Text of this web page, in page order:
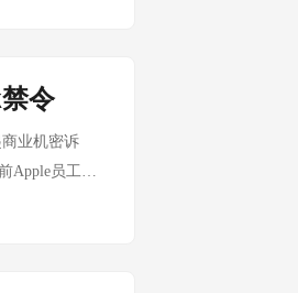
GD01机甲
时代》封面
全球首秀（成
+谐波减速器
令
业机密诉
Apple员工在
利。 来源：